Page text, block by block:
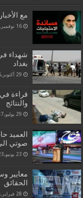
مع الأخبار
16 نوفمبر,2019
شهداء
بغداد
29 أكتوبر,2016
قراءة
والنتائج
29 يوليو,2017
العميد
صوتي الى 2000
23 يونيو,2023
معايير
الحقائق
28 فبراير,2018